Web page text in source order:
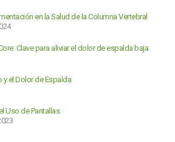
en la Salud de la Columna Vertebral
Clave para aliviar el dolor de espalda baja
el Dolor de Espalda
Uso de Pantallas